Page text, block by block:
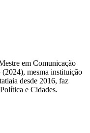
em Comunicação
mesma instituição
desde 2016, faz
e Cidades.